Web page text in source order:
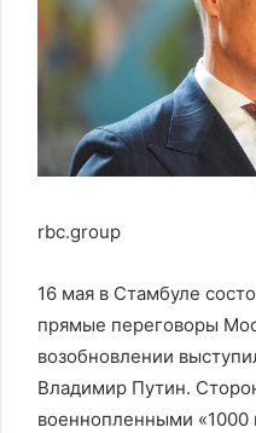
rbc.group
16 мая в Стамбуле
прямые переговоры
возобновлении
Владимир Путин.
военнопленными «1000